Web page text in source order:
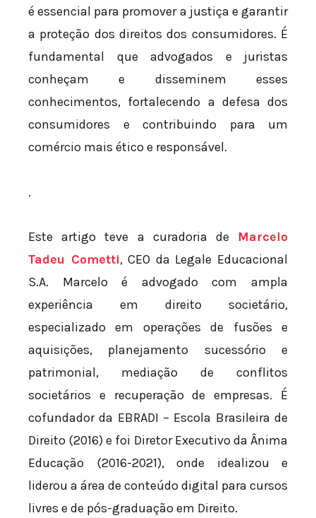
é essencial para promover a justiça e garantir
a proteção dos direitos dos consumidores. É
fundamental que advogados e juristas
conheçam e disseminem esses
conhecimentos, fortalecendo a defesa dos
consumidores e contribuindo para um
comércio mais ético e responsável.
.
Este artigo teve a curadoria de Marcelo
Tadeu Cometti, CEO da Legale Educacional
S.A. Marcelo é advogado com ampla
experiência em direito societário,
especializado em operações de fusões e
aquisições, planejamento sucessório e
patrimonial, mediação de conflitos
societários e recuperação de empresas. É
cofundador da EBRADI – Escola Brasileira de
Direito (2016) e foi Diretor Executivo da Ânima
Educação (2016-2021), onde idealizou e
liderou a área de conteúdo digital para cursos
livres e de pós-graduação em Direito.